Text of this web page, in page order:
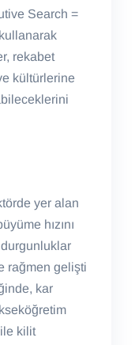
Search =
rekabet
kültürlerine
yer alan
hızını
rağmen gelişti
kar
kilit